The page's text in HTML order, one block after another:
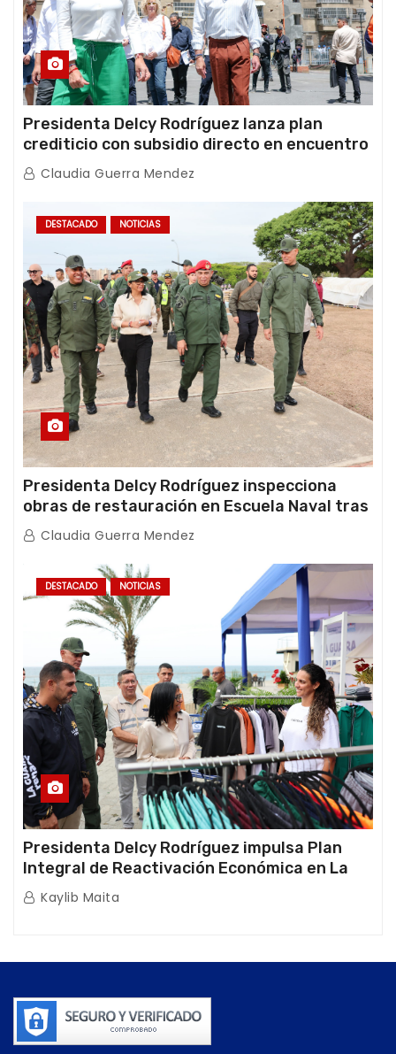
Presidenta Delcy Rodríguez lanza plan
crediticio con subsidio directo en encuentro
con Juntas de Condominio
Claudia Guerra Mendez
DESTACADO NOTICIAS
Presidenta Delcy Rodríguez inspecciona
obras de restauración en Escuela Naval tras
afectaciones sísmicas en La Guaira
Claudia Guerra Mendez
DESTACADO NOTICIAS
Presidenta Delcy Rodríguez impulsa Plan
Integral de Reactivación Económica en La
Guaira
Kaylib Maita